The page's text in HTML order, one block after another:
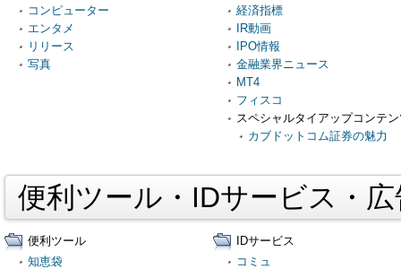
コンピューター
エンタメ
リリース
写真
経済指標
IR動画
IPO情報
金融業界ニュース
MT4
フィスコ
スペシャルタイアップコンテ
カブドットコム証券の魅力
便利ツール・IDサービス・
便利ツール
知恵袋
IDサービス
コミュ